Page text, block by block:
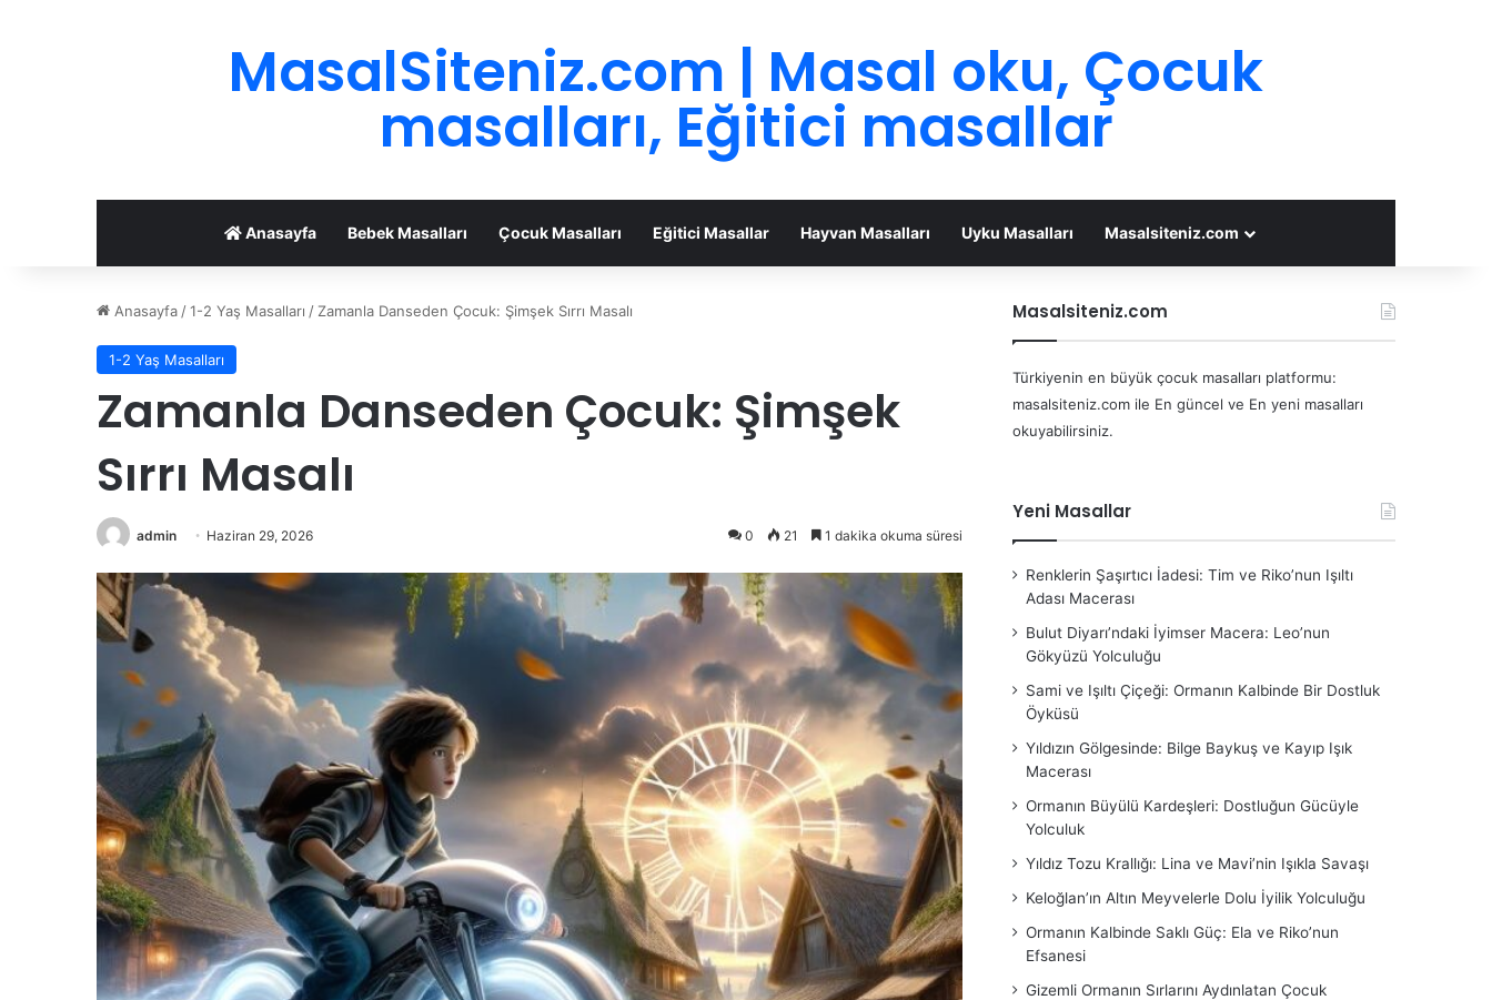
MasalSiteniz.com | Masal oku, Çocuk
masalları, Eğitici masallar
Anasayfa Bebek Masalları Çocuk Masalları Eğitici Masallar Hayvan Masalları Uyku Masalları Masalsiteniz.com
Anasayfa /1-2 Yaş Masalları / Zamanla Danseden Çocuk: Şimşek Sırrı Masalı
1-2 Yaş Masalları
Zamanla Danseden Çocuk: Şimşek
Sırrı Masalı
admin Haziran 29, 2026 0 21 1 dakika okuma süresi
Masalsiteniz.com
Türkiyenin en büyük çocuk masalları platformu:
masalsiteniz.com ile En güncel ve En yeni masalları
okuyabilirsiniz.
Yeni Masallar
Renklerin Şaşırtıcı İadesi: Tim ve Riko’nun Işıltı
Adası Macerası
Bulut Diyarı’ndaki İyimser Macera: Leo’nun
Gökyüzü Yolculuğu
Sami ve Işıltı Çiçeği: Ormanın Kalbinde Bir Dostluk
Öyküsü
Yıldızın Gölgesinde: Bilge Baykuş ve Kayıp Işık
Macerası
Ormanın Büyülü Kardeşleri: Dostluğun Gücüyle
Yolculuk
Yıldız Tozu Krallığı: Lina ve Mavi’nin Işıkla Savaşı
Keloğlan’ın Altın Meyvelerle Dolu İyilik Yolculuğu
Ormanın Kalbinde Saklı Güç: Ela ve Riko’nun
Efsanesi
Gizemli Ormanın Sırlarını Aydınlatan Çocuk